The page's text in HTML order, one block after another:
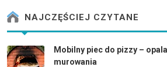
NAJCZĘŚCIEJ CZYTANE
Mobilny piec do pizzy –
murowania